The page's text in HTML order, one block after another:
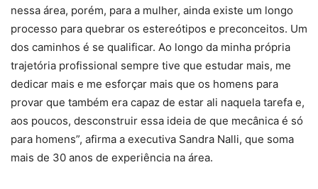
nessa área, porém, para a mulher, ainda existe um longo
processo para quebrar os estereótipos e preconceitos. Um
dos caminhos é se qualificar. Ao longo da minha própria
trajetória profissional sempre tive que estudar mais, me
dedicar mais e me esforçar mais que os homens para
provar que também era capaz de estar ali naquela tarefa e,
aos poucos, desconstruir essa ideia de que mecânica é só
para homens”, afirma a executiva Sandra Nalli, que soma
mais de 30 anos de experiência na área.